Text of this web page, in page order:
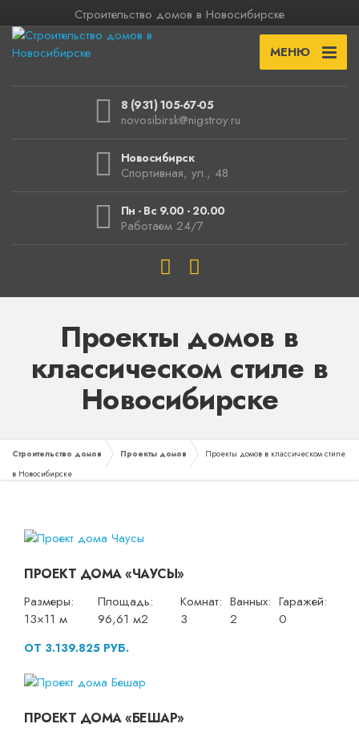
Строительство домов в Новосибирске
МЕНЮ
8 (931) 105-67-05
novosibirsk@nigstroy.ru
Новосибирск
Спортивная, ул., 48
Пн - Вс 9.00 - 20.00
Работаем 24/7
Проекты домов в
классическом стиле в
Новосибирске
Строительство домов Проекты домов
Проекты домов в классическом стиле
в Новосибирске
ПРОЕКТ ДОМА «ЧАУСЫ»
Размеры:
13×11 м
Площадь:
96,61 м2
Комнат:
3
Ванных:
2
Гаражей:
0
ОТ 3.139.825 РУБ.
ПРОЕКТ ДОМА «БЕШАР»